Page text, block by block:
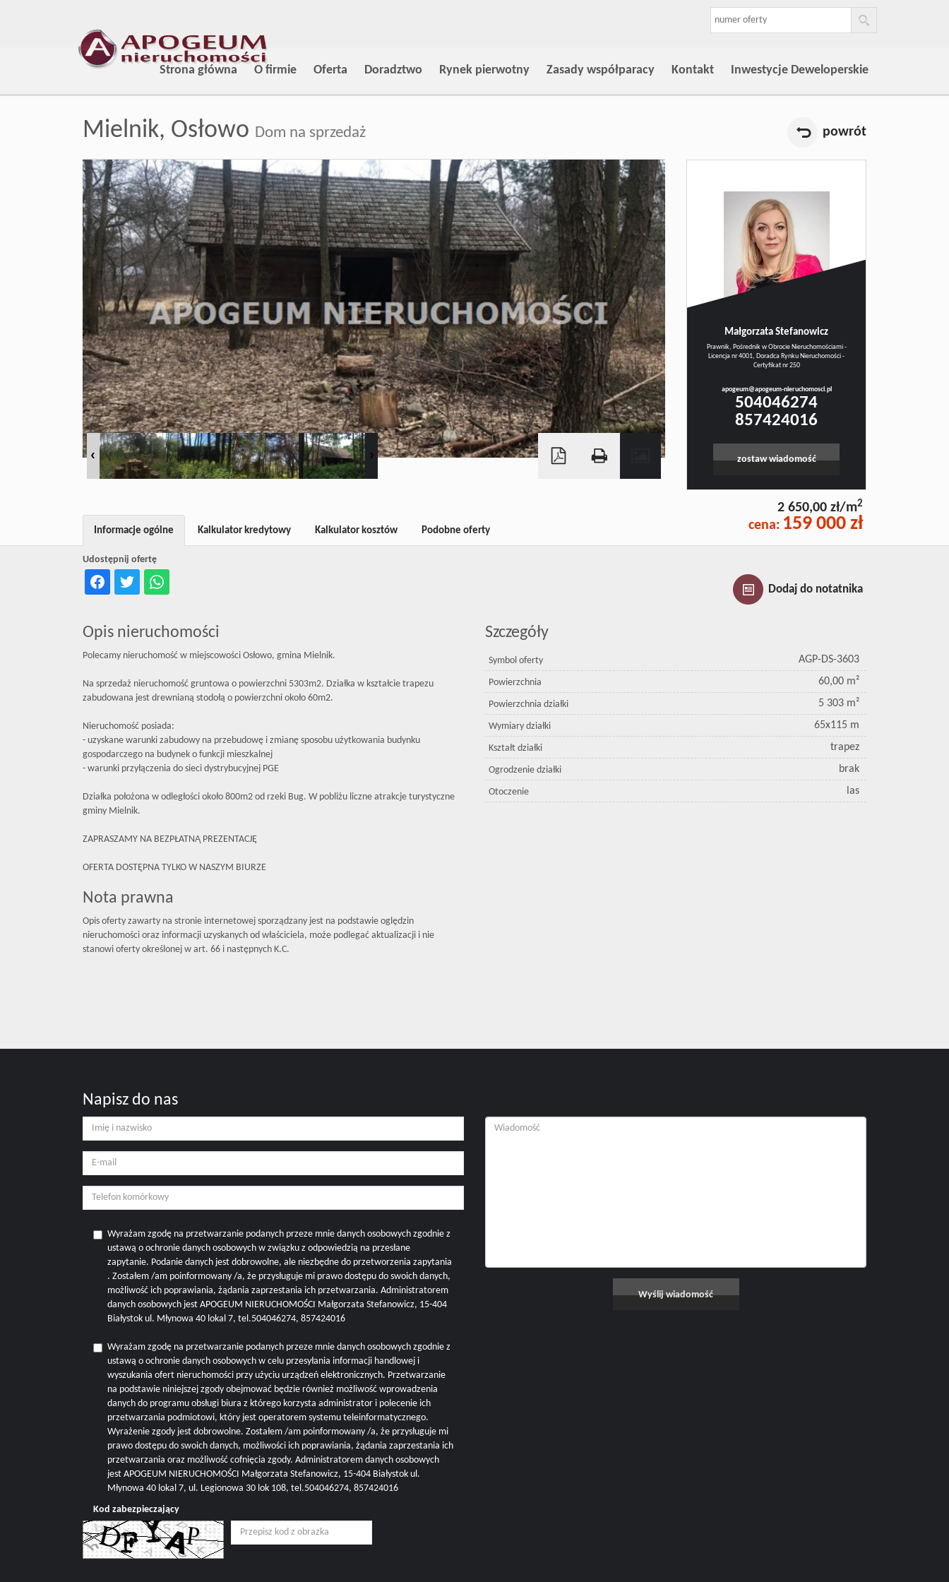
Strona główna O firmie Oferta Doradztwo Rynek pierwotny Zasady współparacy Kontakt Inwestycje Deweloperskie
Mielnik, Osłowo Dom na sprzedaż powrót
Małgorzata Stefanowicz
Prawnik, Pośrednik w Obrocie Nieruchomościami -
Licencja nr 4001, Doradca Rynku Nieruchomości -
Certyfikat nr 250
apogeum@apogeum-nieruchomosci.pl
504046274
857424016
zostaw wiadomość
2 650,00 zł/m2
cena: 159 000 zł
Dodaj do notatnika
Udostępnij ofertę
Informacje ogólne Kalkulator kredytowy Kalkulator kosztów Podobne oferty
Opis nieruchomości
Polecamy nieruchomość w miejscowości Osłowo, gmina Mielnik.
Na sprzedaż nieruchomość gruntowa o powierzchni 5303m2. Działka w kształcie trapezu
zabudowana jest drewnianą stodołą o powierzchni około 60m2.
Nieruchomość posiada:
- uzyskane warunki zabudowy na przebudowę i zmianę sposobu użytkowania budynku
gospodarczego na budynek o funkcji mieszkalnej
- warunki przyłączenia do sieci dystrybucyjnej PGE
Działka położona w odległości około 800m2 od rzeki Bug. W pobliżu liczne atrakcje turystyczne
gminy Mielnik.
ZAPRASZAMY NA BEZPŁATNĄ PREZENTACJĘ
OFERTA DOSTĘPNA TYLKO W NASZYM BIURZE
Nota prawna
Opis oferty zawarty na stronie internetowej sporządzany jest na podstawie oględzin
nieruchomości oraz informacji uzyskanych od właściciela, może podlegać aktualizacji i nie
stanowi oferty określonej w art. 66 i następnych K.C.
Szczegóły
Symbol oferty AGP-DS-3603
Powierzchnia 60,00 m²
Powierzchnia działki 5 303 m²
Wymiary działki 65x115 m
Kształt działki trapez
Ogrodzenie działki brak
Otoczenie las
Napisz do nas
Wyrażam zgodę na przetwarzanie podanych przeze mnie danych osobowych zgodnie z
ustawą o ochronie danych osobowych w związku z odpowiedzią na przesłane
zapytanie. Podanie danych jest dobrowolne, ale niezbędne do przetworzenia zapytania
. Zostałem /am poinformowany /a, że przysługuje mi prawo dostępu do swoich danych,
możliwość ich poprawiania, żądania zaprzestania ich przetwarzania. Administratorem
danych osobowych jest APOGEUM NIERUCHOMOŚCI Małgorzata Stefanowicz, 15-404
Białystok ul. Młynowa 40 lokal 7, tel.504046274, 857424016
Wyrażam zgodę na przetwarzanie podanych przeze mnie danych osobowych zgodnie z
ustawą o ochronie danych osobowych w celu przesyłania informacji handlowej i
wyszukania ofert nieruchomości przy użyciu urządzeń elektronicznych. Przetwarzanie
na podstawie niniejszej zgody obejmować będzie również możliwość wprowadzenia
danych do programu obsługi biura z którego korzysta administrator i polecenie ich
przetwarzania podmiotowi, który jest operatorem systemu teleinformatycznego.
Wyrażenie zgody jest dobrowolne. Zostałem /am poinformowany /a, że przysługuje mi
prawo dostępu do swoich danych, możliwości ich poprawiania, żądania zaprzestania ich
przetwarzania oraz możliwość cofnięcia zgody. Administratorem danych osobowych
jest APOGEUM NIERUCHOMOŚCI Małgorzata Stefanowicz, 15-404 Białystok ul.
Młynowa 40 lokal 7, ul. Legionowa 30 lok 108, tel.504046274, 857424016
Kod zabezpieczający